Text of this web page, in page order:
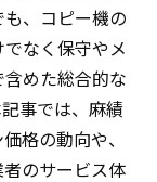
、コピー機の
なく保守やメ
めた総合的な
事では、麻績
格の動向や、
のサービス体